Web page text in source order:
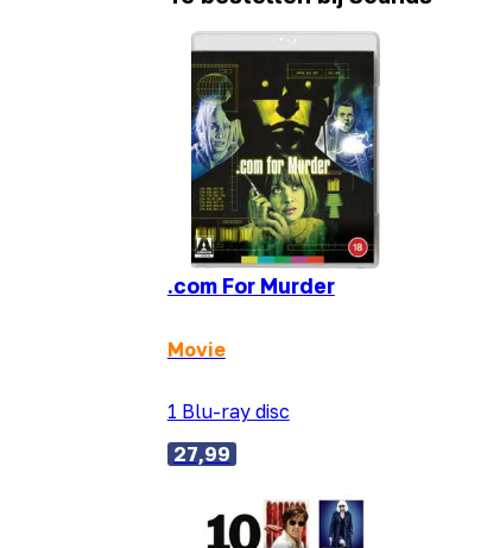
.com For Murder
Movie
1 Blu-ray disc
27,99